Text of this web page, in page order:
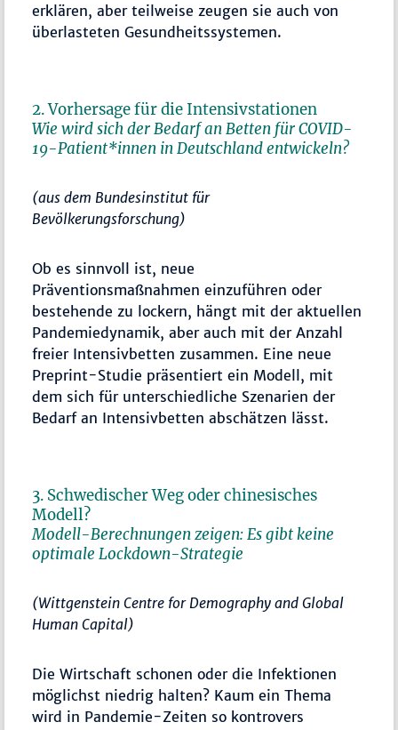
erklären, aber teilweise zeugen sie auch von
überlasteten Gesundheitssystemen.
2. Vorhersage für die Intensivstationen
Wie wird sich der Bedarf an Betten für COVID-
19-Patient*innen in Deutschland entwickeln?
(aus dem Bundesinstitut für
Bevölkerungsforschung)
Ob es sinnvoll ist, neue
Präventionsmaßnahmen einzuführen oder
bestehende zu lockern, hängt mit der aktuellen
Pandemiedynamik, aber auch mit der Anzahl
freier Intensivbetten zusammen. Eine neue
Preprint-Studie präsentiert ein Modell, mit
dem sich für unterschiedliche Szenarien der
Bedarf an Intensivbetten abschätzen lässt.
3. Schwedischer Weg oder chinesisches
Modell?
Modell-Berechnungen zeigen: Es gibt keine
optimale Lockdown-Strategie
(Wittgenstein Centre for Demography and Global
Human Capital)
Die Wirtschaft schonen oder die Infektionen
möglichst niedrig halten? Kaum ein Thema
wird in Pandemie-Zeiten so kontrovers